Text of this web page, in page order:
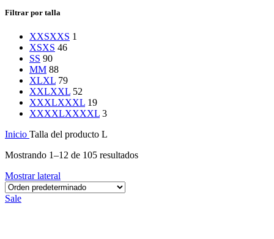
Filtrar por talla
XXSXXS 1
XSXS 46
SS 90
MM 88
XLXL 79
XXLXXL 52
XXXLXXXL 19
XXXXLXXXXL 3
Inicio Talla del producto L
Mostrando 1–12 de 105 resultados
Mostrar lateral
Sale